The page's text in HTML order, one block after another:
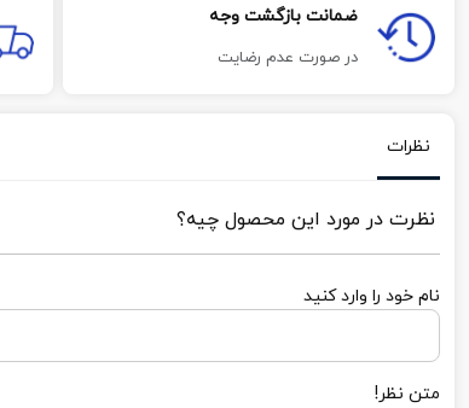
ضمانت بازگشت وجه
در صورت عدم رضایت
نظرات
نظرت در مورد این محصول چیه؟
نام خود را وارد کنید
متن نظر!